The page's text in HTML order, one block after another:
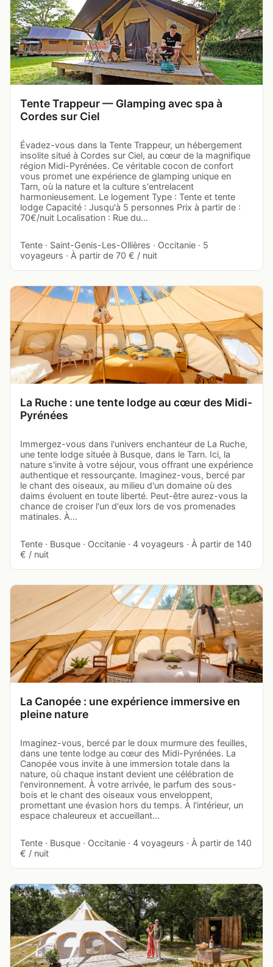
Tente Trappeur — Glamping avec spa à
Cordes sur Ciel
Évadez-vous dans la Tente Trappeur, un hébergement
insolite situé à Cordes sur Ciel, au cœur de la magnifique
région Midi-Pyrénées. Ce véritable cocon de confort
vous promet une expérience de glamping unique en
Tarn, où la nature et la culture s'entrelacent
harmonieusement. Le logement Type : Tente et tente
lodge Capacité : Jusqu'à 5 personnes Prix à partir de :
70€/nuit Localisation : Rue du…
Tente · Saint-Genis-Les-Ollières · Occitanie · 5
voyageurs · À partir de 70 € / nuit
La Ruche : une tente lodge au cœur des Midi-
Pyrénées
Immergez-vous dans l'univers enchanteur de La Ruche,
une tente lodge située à Busque, dans le Tarn. Ici, la
nature s'invite à votre séjour, vous offrant une expérience
authentique et ressourçante. Imaginez-vous, bercé par
le chant des oiseaux, au milieu d'un domaine où des
daims évoluent en toute liberté. Peut-être aurez-vous la
chance de croiser l'un d'eux lors de vos promenades
matinales. À…
Tente · Busque · Occitanie · 4 voyageurs · À partir de 140
€ / nuit
La Canopée : une expérience immersive en
pleine nature
Imaginez-vous, bercé par le doux murmure des feuilles,
dans une tente lodge au cœur des Midi-Pyrénées. La
Canopée vous invite à une immersion totale dans la
nature, où chaque instant devient une célébration de
l'environnement. À votre arrivée, le parfum des sous-
bois et le chant des oiseaux vous enveloppent,
promettant une évasion hors du temps. À l'intérieur, un
espace chaleureux et accueillant…
Tente · Busque · Occitanie · 4 voyageurs · À partir de 140
€ / nuit